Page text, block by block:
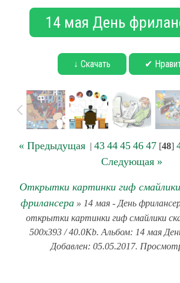
14 мая День
↓ Скачать ✔
« Предыдущая| 43 44 45 46 47[48]
Следующая »
Открытки картинки гиф смайлики
фрилансера» 14 мая - День
открытки картинки гиф смайлики
500x393 / 40.0Kb. Альбом: 14 мая
Добавлен: 05.05.2017.